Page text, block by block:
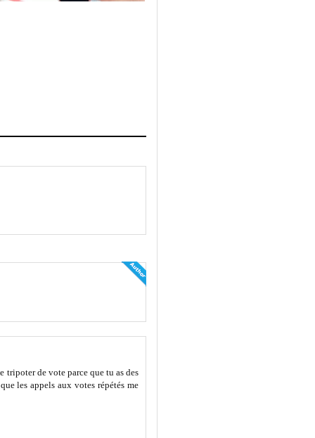
tripoter de vote parce que tu as des
les appels aux votes répétés me